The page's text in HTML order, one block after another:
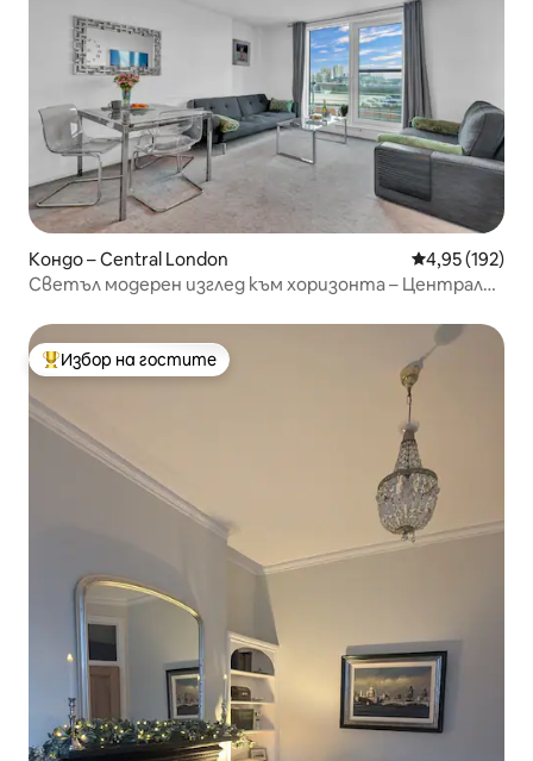
Кондо – Central London Средна
4,95 (192)
Светъл модерен изглед към хоризонта – Централен
Най-популярен избор на гостите
Избор на гостите